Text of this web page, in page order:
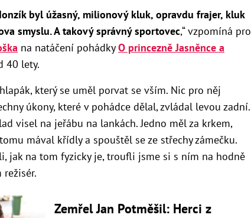
byl úžasný, milionový kluk, opravdu frajer, kluk
smyslu. A takový správný sportovec,“ vzpomíná pro
na natáčení pohádkyO princezně Jasněnce a
40 lety.
který se uměl porvat se vším. Nic pro něj
úkony, které v pohádce dělal, zvládal levou zadní.
visel na jeřábu na lankách. Jedno měl za krkem,
mával křídly a spouštěl se ze střechy zámečku.
jak na tom fyzicky je, troufli jsme si s ním na hodně
režisér.
Zemřel Jan Potměšil: Herci z